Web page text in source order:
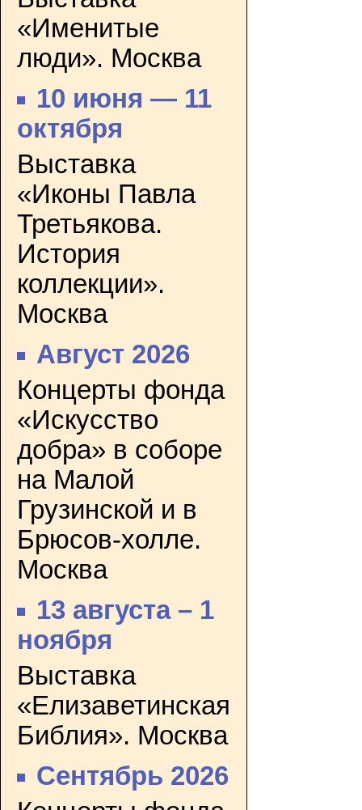
«Именитые
люди». Москва
10 июня — 11
октября
Выставка
«Иконы Павла
Третьякова.
История
коллекции».
Москва
Август 2026
Концерты фонда
«Искусство
добра» в соборе
на Малой
Грузинской и в
Брюсов-холле.
Москва
13 августа – 1
ноября
Выставка
«Елизаветинская
Библия». Москва
Сентябрь 2026